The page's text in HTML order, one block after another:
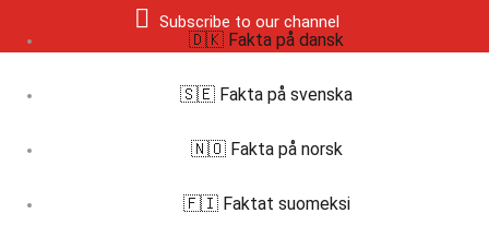
Subscribe to our channel
🇩🇰 Fakta på dansk
🇸🇪 Fakta på svenska
🇳🇴 Fakta på norsk
🇫🇮 Faktat suomeksi